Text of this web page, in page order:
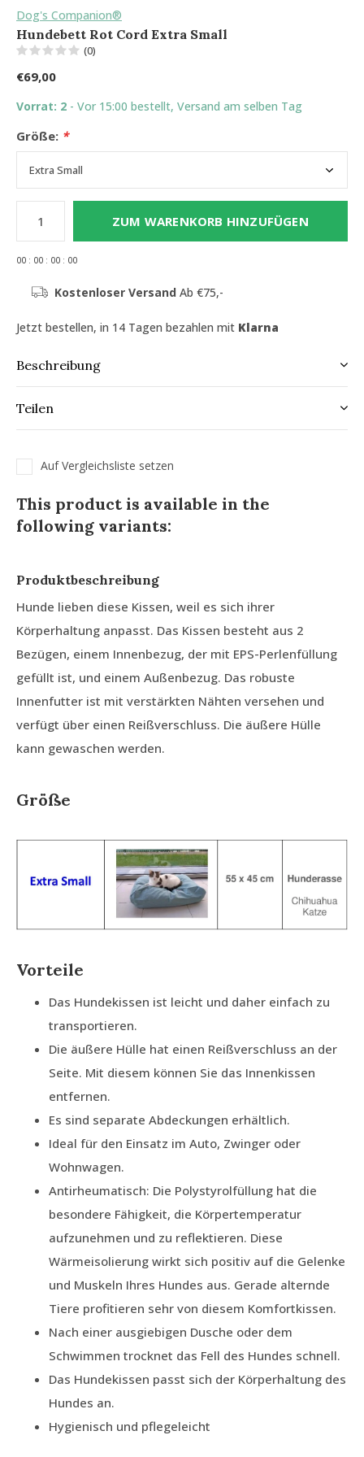
Dog's Companion®
Hundebett Rot Cord Extra Small
(0)
€69,00
Vorrat: 2 - Vor 15:00 bestellt, Versand am selben Tag
Größe: *
ZUM WARENKORB HINZUFÜGEN
00 : 00 : 00 : 00
Kostenloser Versand Ab €75,-
Jetzt bestellen, in 14 Tagen bezahlen mit Klarna
Beschreibung
Teilen
Auf Vergleichsliste setzen
This product is available in the
following variants:
Produktbeschreibung
Hunde lieben diese Kissen, weil es sich ihrer
Körperhaltung anpasst. Das Kissen besteht aus 2
Bezügen, einem Innenbezug, der mit EPS-Perlenfüllung
gefüllt ist, und einem Außenbezug. Das robuste
Innenfutter ist mit verstärkten Nähten versehen und
verfügt über einen Reißverschluss. Die äußere Hülle
kann gewaschen werden.
Größe
Vorteile
Das Hundekissen ist leicht und daher einfach zu
transportieren.
Die äußere Hülle hat einen Reißverschluss an der
Seite. Mit diesem können Sie das Innenkissen
entfernen.
Es sind separate Abdeckungen erhältlich.
Ideal für den Einsatz im Auto, Zwinger oder
Wohnwagen.
Antirheumatisch: Die Polystyrolfüllung hat die
besondere Fähigkeit, die Körpertemperatur
aufzunehmen und zu reflektieren. Diese
Wärmeisolierung wirkt sich positiv auf die Gelenke
und Muskeln Ihres Hundes aus. Gerade alternde
Tiere profitieren sehr von diesem Komfortkissen.
Nach einer ausgiebigen Dusche oder dem
Schwimmen trocknet das Fell des Hundes schnell.
Das Hundekissen passt sich der Körperhaltung des
Hundes an.
Hygienisch und pflegeleicht